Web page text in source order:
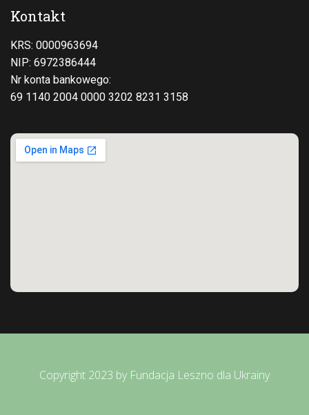
Kontakt
KRS: 0000963694
NIP: 6972386444
Nr konta bankowego:
69 1140 2004 0000 3202 8231 3158
Copyright 2023 by Fundacja Leszno dla Ukrainy